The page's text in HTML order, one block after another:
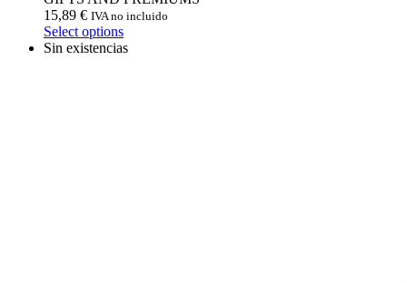
15,89 € IVA no incluido
Select options
Sin existencias